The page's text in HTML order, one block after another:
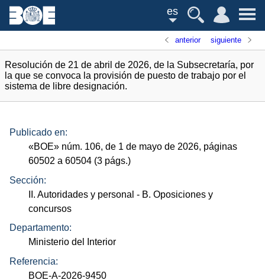
es
anterior siguiente
Resolución de 21 de abril de 2026, de la Subsecretaría, por
la que se convoca la provisión de puesto de trabajo por el
sistema de libre designación.
Publicado en:
«BOE» núm. 106, de 1 de mayo de 2026, páginas
60502 a 60504 (3 págs.)
Sección:
II. Autoridades y personal - B. Oposiciones y
concursos
Departamento:
Ministerio del Interior
Referencia:
BOE-A-2026-9450